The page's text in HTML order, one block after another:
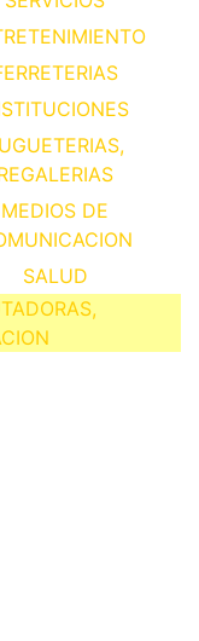
MEDIOS DE
SALUD